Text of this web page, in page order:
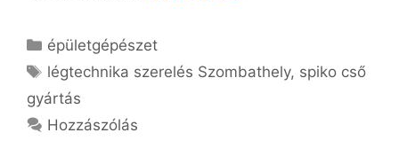
Kategória
épületgépészet
Címkék
légtechnika szerelés Szombathely, spiko cső
gyártás
Hozzászólás